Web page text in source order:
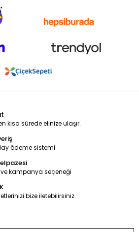
kısa sürede elinize ulaşır.
ödeme sistemi
kampanya seçeneği
bize iletebilirsiniz.